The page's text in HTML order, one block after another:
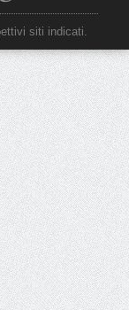
siti indicati.